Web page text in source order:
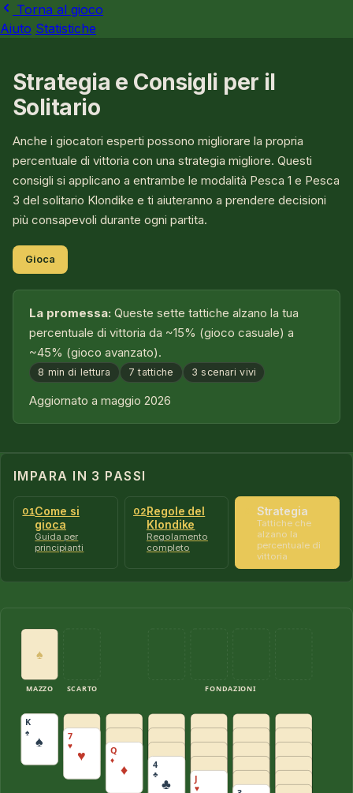
Torna al gioco
Aiuto Statistiche
Strategia e Consigli per il
Solitario
Anche i giocatori esperti possono migliorare la propria
percentuale di vittoria con una strategia migliore. Questi
consigli si applicano a entrambe le modalità Pesca 1 e Pesca
3 del solitario Klondike e ti aiuteranno a prendere decisioni
più consapevoli durante ogni partita.
Gioca
La promessa: Queste sette tattiche alzano la tua
percentuale di vittoria da ~15% (gioco casuale) a
~45% (gioco avanzato).
8 min di lettura 7 tattiche 3 scenari vivi
Aggiornato a maggio 2026
IMPARA IN 3 PASSI
01Come si
gioca
Guida per
principianti
02Regole del
Klondike
Regolamento
completo
Strategia
Tattiche che
alzano la
percentuale di
vittoria
♠
MAZZO SCARTO FONDAZIONI
K
♠ ♠ 7
♥ ♥
Q
♦ ♦ 4
♣ ♣ J
♥